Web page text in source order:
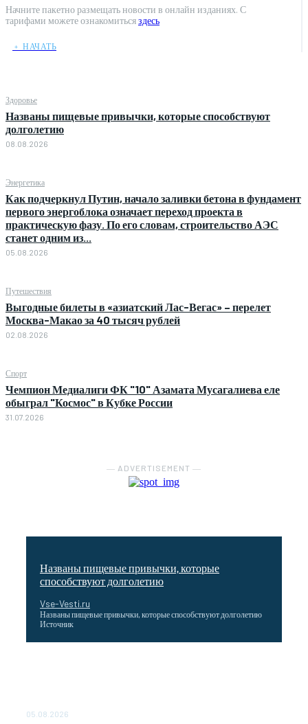
Начните пакетно размещать новости в онлайн изданиях. С
тарифами можете ознакомитьсяздесь
﹢ НАЧАТЬ
Здоровье
Названы пищевые привычки, которые способствуют
долголетию
08.08.2026
Энергетика
Как подчеркнул Путин, начало заливки бетона в фундамент
первого энергоблока означает переход проекта в
практическую фазу. По его словам, строительство АЭС
станет одним из...
05.08.2026
Путешествия
Выгодные билеты в «азиатский Лас-Вегас» – перелет
Москва-Макао за 40 тысяч рублей
02.08.2026
Спорт
Чемпион Медиалиги ФК "10" Азамата Мусагалиева еле
обыграл "Космос" в Кубке России
31.07.2026
― ADVERTISEMENT ―
Названы пищевые привычки, которые
способствуют долголетию
Vse-Vesti.ru
Названы пищевые привычки, которые способствуют долголетию
Источник
05.08.2026